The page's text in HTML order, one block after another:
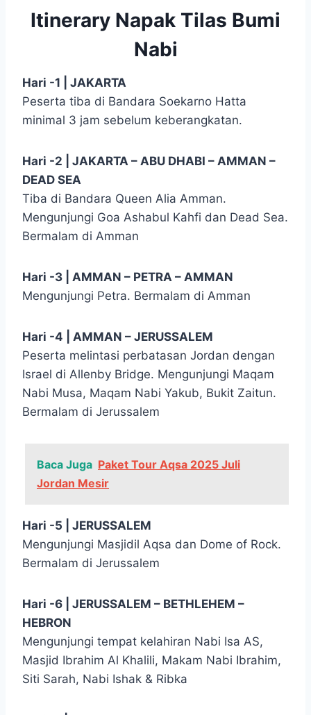
Itinerary Napak Tilas Bumi
Nabi
Hari -1 | JAKARTA
Peserta tiba di Bandara Soekarno Hatta
minimal 3 jam sebelum keberangkatan.
Hari -2 | JAKARTA – ABU DHABI – AMMAN –
DEAD SEA
Tiba di Bandara Queen Alia Amman.
Mengunjungi Goa Ashabul Kahfi dan Dead Sea.
Bermalam di Amman
Hari -3 | AMMAN – PETRA – AMMAN
Mengunjungi Petra. Bermalam di Amman
Hari -4 | AMMAN – JERUSSALEM
Peserta melintasi perbatasan Jordan dengan
Israel di Allenby Bridge. Mengunjungi Maqam
Nabi Musa, Maqam Nabi Yakub, Bukit Zaitun.
Bermalam di Jerussalem
Baca Juga Paket Tour Aqsa 2025 Juli
Jordan Mesir
Hari -5 | JERUSSALEM
Mengunjungi Masjidil Aqsa dan Dome of Rock.
Bermalam di Jerussalem
Hari -6 | JERUSSALEM – BETHLEHEM –
HEBRON
Mengunjungi tempat kelahiran Nabi Isa AS,
Masjid Ibrahim Al Khalili, Makam Nabi Ibrahim,
Siti Sarah, Nabi Ishak & Ribka